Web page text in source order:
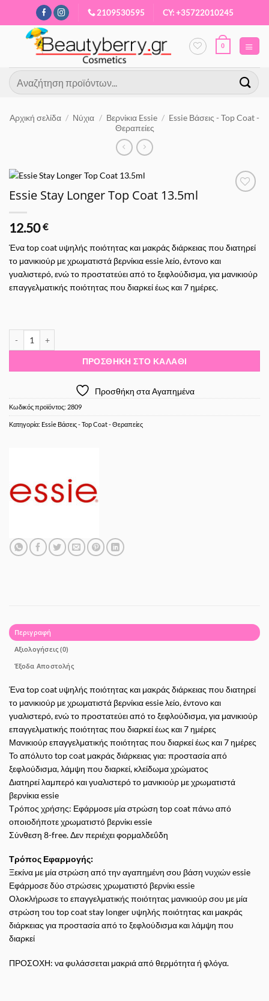
Μετάβαση
περιεχόμενο
2109530595 CY: +35722010245
0
Αναζήτηση
για:
Αρχική σελίδα / Νύχια / Βερνίκια Essie / Essie Βάσεις - Top Coat -
Θεραπείες
Essie Stay Longer Top Coat 13.5ml
12.50€
Ένα top coat υψηλής ποιότητας και μακράς διάρκειας που διατηρεί
το μανικιούρ με χρωματιστά βερνίκια essie λείο, έντονο και
γυαλιστερό, ενώ το προστατεύει από το ξεφλούδισμα, για μανικιούρ
επαγγελματικής ποιότητας που διαρκεί έως και 7 ημέρες.
ΠΡΟΣΘΉΚΗ ΣΤΟ ΚΑΛΆΘΙ
Προσθήκη στα Αγαπημένα
Κωδικός προϊόντος: 2809
Κατηγορία: Essie Βάσεις - Top Coat - Θεραπείες
Περιγραφή
Αξιολογήσεις (0)
Έξοδα Αποστολής
Ένα top coat υψηλής ποιότητας και μακράς διάρκειας που διατηρεί
το μανικιούρ με χρωματιστά βερνίκια essie λείο, έντονο και
γυαλιστερό, ενώ το προστατεύει από το ξεφλούδισμα, για μανικιούρ
επαγγελματικής ποιότητας που διαρκεί έως και 7 ημέρες
Μανικιούρ επαγγελματικής ποιότητας που διαρκεί έως και 7 ημέρες
Το απόλυτο top coat μακράς διάρκειας για: προστασία από
ξεφλούδισμα, λάμψη που διαρκεί, κλείδωμα χρώματος
Διατηρεί λαμπερό και γυαλιστερό το μανικιούρ με χρωματιστά
βερνίκια essie
Τρόπος χρήσης: Εφάρμοσε μία στρώση top coat πάνω από
οποιοδήποτε χρωματιστό βερνίκι essie
Σύνθεση 8-free. Δεν περιέχει φορμαλδεΰδη
Τρόπος Εφαρμογής:
Ξεκίνα με μία στρώση από την αγαπημένη σου βάση νυχιών essie
Εφάρμοσε δύο στρώσεις χρωματιστό βερνίκι essie
Ολοκλήρωσε το επαγγελματικής ποιότητας μανικιούρ σου με μία
στρώση του top coat stay longer υψηλής ποιότητας και μακράς
διάρκειας για προστασία από το ξεφλούδισμα και λάμψη που
διαρκεί
ΠΡΟΣΟΧΗ: να φυλάσσεται μακριά από θερμότητα ή φλόγα.